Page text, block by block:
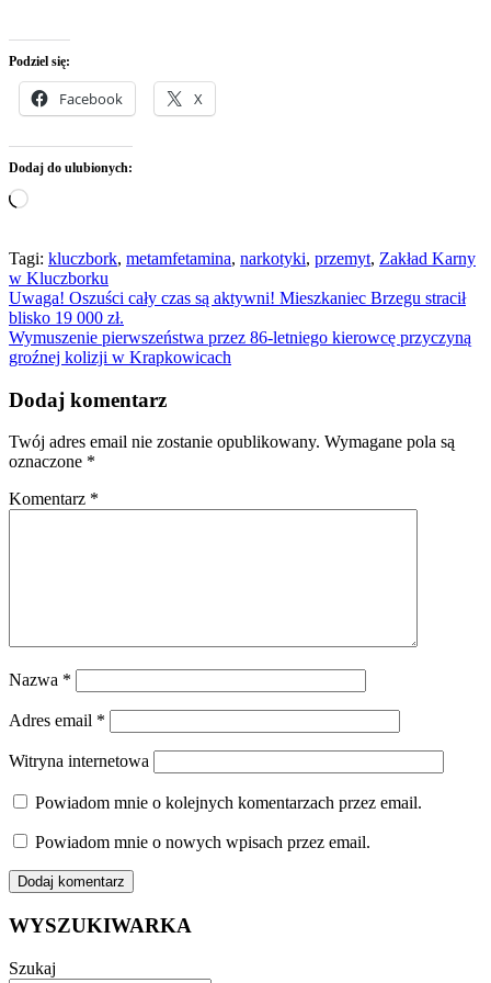
Podziel się:
Facebook X
Dodaj do ulubionych:
Wczytywanie…
Tagi: kluczbork, metamfetamina, narkotyki, przemyt, Zakład Karny
w Kluczborku
Nawigacja
wpisu
Uwaga! Oszuści cały czas są aktywni! Mieszkaniec Brzegu stracił
blisko 19 000 zł.
Wymuszenie pierwszeństwa przez 86-letniego kierowcę przyczyną
groźnej kolizji w Krapkowicach
Dodaj komentarz
Twój adres email nie zostanie opublikowany. Wymagane pola są
oznaczone *
Komentarz *
Nazwa *
Adres email *
Witryna internetowa
Powiadom mnie o kolejnych komentarzach przez email.
Powiadom mnie o nowych wpisach przez email.
WYSZUKIWARKA
Szukaj